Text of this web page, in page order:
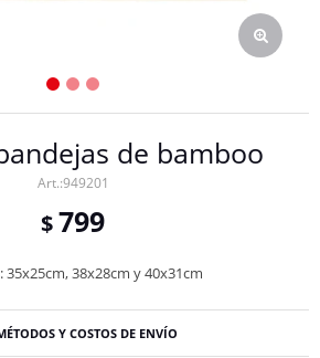
de bamboo
949201
$799
35x25cm, 38x28cm y 40x31cm
Y COSTOS DE ENVÍO